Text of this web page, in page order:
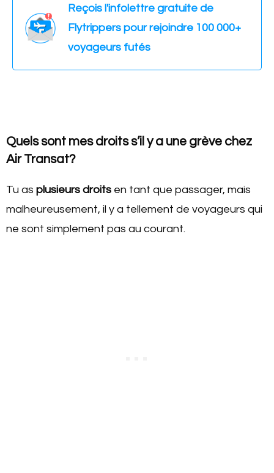
Reçois l'infolettre gratuite de
Flytrippers pour rejoindre 100 000+
voyageurs futés
Quels sont mes droits s’il y a une grève chez
Air Transat?
Tu as plusieurs droits en tant que passager, mais
malheureusement, il y a tellement de voyageurs qui
ne sont simplement pas au courant.